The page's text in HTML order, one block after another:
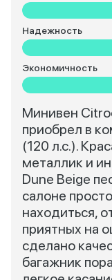
Надежность
Экономичность
Минивен
приобрел в
(120 л.с.).
металлик и
Dune Beige
салоне
находиться,
приятных на
сделано
багажник